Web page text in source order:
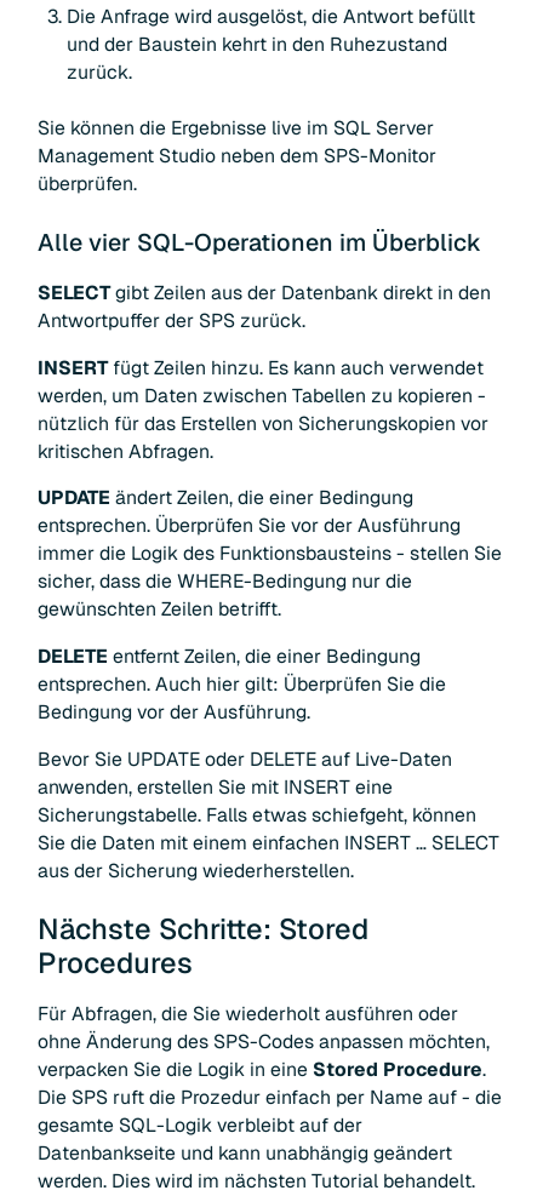
Die Anfrage wird ausgelöst, die Antwort befüllt
und der Baustein kehrt in den Ruhezustand
zurück.
Sie können die Ergebnisse live im SQL Server
Management Studio neben dem SPS-Monitor
überprüfen.
Alle vier SQL-Operationen im Überblick
SELECTgibt Zeilen aus der Datenbank direkt in den
Antwortpuffer der SPS zurück.
INSERTfügt Zeilen hinzu. Es kann auch verwendet
werden, um Daten zwischen Tabellen zu kopieren -
nützlich für das Erstellen von Sicherungskopien vor
kritischen Abfragen.
UPDATE ändert Zeilen, die einer Bedingung
entsprechen. Überprüfen Sie vor der Ausführung
immer die Logik des Funktionsbausteins - stellen Sie
sicher, dass die WHERE-Bedingung nur die
gewünschten Zeilen betrifft.
DELETE entfernt Zeilen, die einer Bedingung
entsprechen. Auch hier gilt: Überprüfen Sie die
Bedingung vor der Ausführung.
Bevor Sie UPDATE oder DELETE auf Live-Daten
anwenden, erstellen Sie mit INSERT eine
Sicherungstabelle. Falls etwas schiefgeht, können
Sie die Daten mit einem einfachen INSERT … SELECT
aus der Sicherung wiederherstellen.
Nächste Schritte: Stored
Procedures
Für Abfragen, die Sie wiederholt ausführen oder
ohne Änderung des SPS-Codes anpassen möchten,
verpacken Sie die Logik in eine Stored Procedure.
Die SPS ruft die Prozedur einfach per Name auf - die
gesamte SQL-Logik verbleibt auf der
Datenbankseite und kann unabhängig geändert
werden. Dies wird im nächsten Tutorial behandelt.